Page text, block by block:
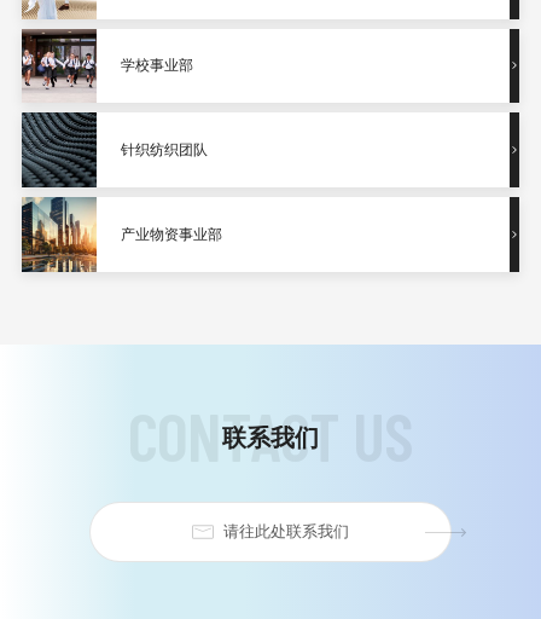
学校事业部
针织纺织团队
产业物资事业部
联系我们
TACT
请往此处联系我们